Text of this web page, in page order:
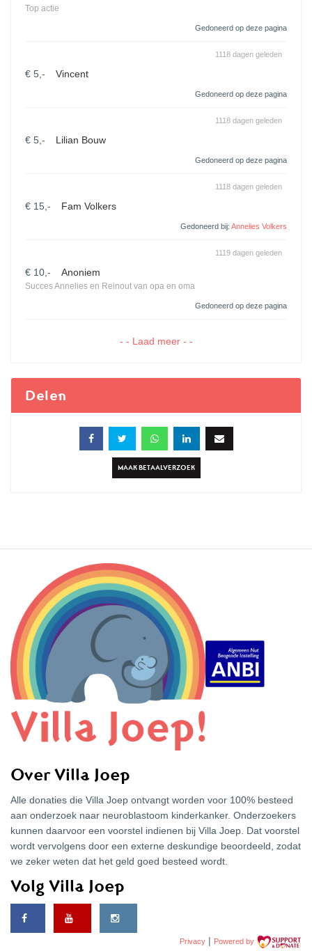
Top actie
Gedoneerd op deze pagina
€ 5,- Vincent
1118 dagen geleden
Gedoneerd op deze pagina
€ 5,- Lilian Bouw
1118 dagen geleden
Gedoneerd op deze pagina
€ 15,- Fam Volkers
1118 dagen geleden
Gedoneerd bij: Annelies Volkers
€ 10,- Anoniem
Succes Annelies en Reinout van opa en oma
1119 dagen geleden
Gedoneerd op deze pagina
- - Laad meer - -
Delen
MAAK BETAALVERZOEK
Over Villa Joep
Alle donaties die Villa Joep ontvangt worden voor 100% besteed
aan onderzoek naar neuroblastoom kinderkanker. Onderzoekers
kunnen daarvoor een voorstel indienen bij Villa Joep. Dat voorstel
wordt vervolgens door een externe deskundige beoordeeld, zodat
we zeker weten dat het geld goed besteed wordt.
Volg Villa Joep
Privacy | Powered by